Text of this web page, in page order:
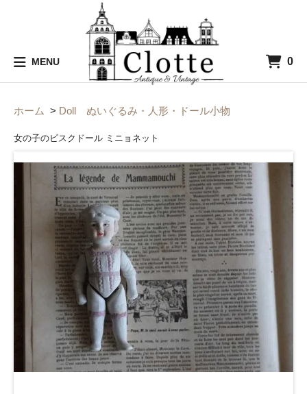
MENU 0
ホーム > Doll ぬいぐるみ・人形・ドール小物
女の子のビスクドール ミニョネット